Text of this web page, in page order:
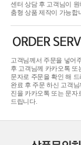
센터 상담 후 고객님이
춤형 상품 제작이 가능합
고객님께서 주문을 넣어
후 고객님께 카카오톡 또
문자로 주문을 확인 해 드
완료 후 주문 하신 고객님
진을 카카오톡 또는 문자
드립니다.